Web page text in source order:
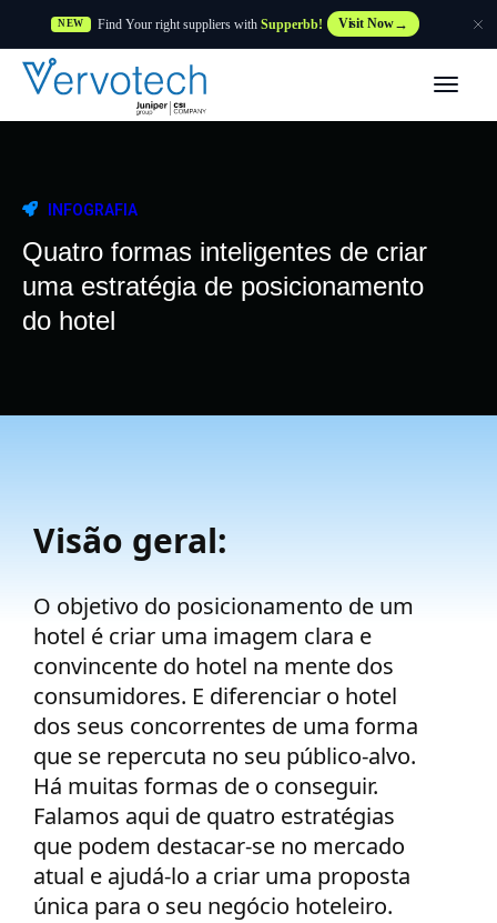
NEW Find Your right suppliers with Supperbb! Visit Now
INFOGRAFIA
Quatro formas inteligentes de criar
uma estratégia de posicionamento
do hotel
Visão geral:
O objetivo do posicionamento de um
hotel é criar uma imagem clara e
convincente do hotel na mente dos
consumidores. E diferenciar o hotel
dos seus concorrentes de uma forma
que se repercuta no seu público-alvo.
Há muitas formas de o conseguir.
Falamos aqui de quatro estratégias
que podem destacar-se no mercado
atual e ajudá-lo a criar uma proposta
única para o seu negócio hoteleiro.
Caraterísticas
Clientes
Apoio